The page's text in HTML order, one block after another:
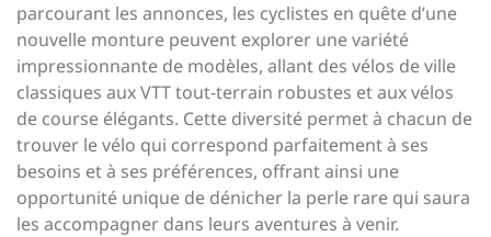
parcourant les annonces, les cyclistes en quête d’une
nouvelle monture peuvent explorer une variété
impressionnante de modèles, allant des vélos de ville
classiques aux VTT tout-terrain robustes et aux vélos
de course élégants. Cette diversité permet à chacun de
trouver le vélo qui correspond parfaitement à ses
besoins et à ses préférences, offrant ainsi une
opportunité unique de dénicher la perle rare qui saura
les accompagner dans leurs aventures à venir.